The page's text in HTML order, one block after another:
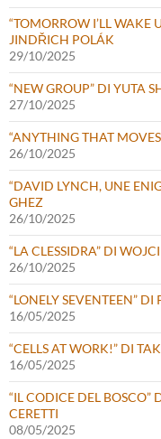
“TOMORROW I’LL WAKE
JINDŘICH POLÁK
29/10/2025
“NEW GROUP” DI YUTA
27/10/2025
“ANYTHING THAT
26/10/2025
“DAVID LYNCH, UNE
GHEZ
26/10/2025
“LA CLESSIDRA” DI
26/10/2025
“LONELY SEVENTEEN”
16/05/2025
“CELLS AT WORK!” DI
16/05/2025
“IL CODICE DEL BOSCO”
CERETTI
08/05/2025